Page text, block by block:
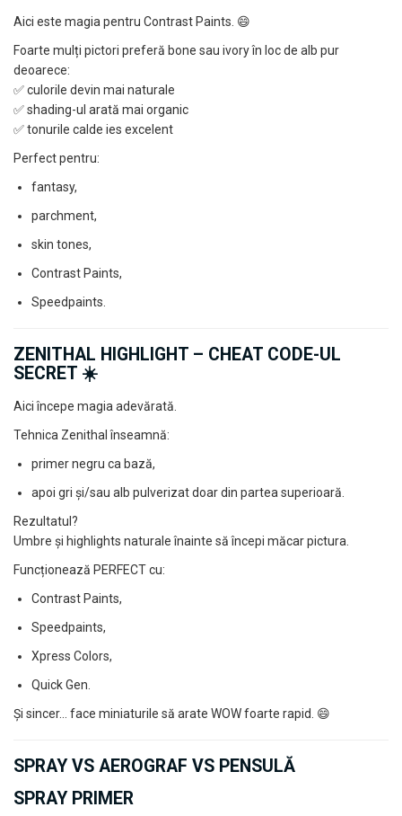
Aici este magia pentru Contrast Paints. 😄
Foarte mulți pictori preferă bone sau ivory în loc de alb pur
deoarece:
✅ culorile devin mai naturale
✅ shading-ul arată mai organic
✅ tonurile calde ies excelent
Perfect pentru:
fantasy,
parchment,
skin tones,
Contrast Paints,
Speedpaints.
ZENITHAL HIGHLIGHT – CHEAT CODE-UL
SECRET ☀️
Aici începe magia adevărată.
Tehnica Zenithal înseamnă:
primer negru ca bază,
apoi gri și/sau alb pulverizat doar din partea superioară.
Rezultatul?
Umbre și highlights naturale înainte să începi măcar pictura.
Funcționează PERFECT cu:
Contrast Paints,
Speedpaints,
Xpress Colors,
Quick Gen.
Și sincer… face miniaturile să arate WOW foarte rapid. 😄
SPRAY VS AEROGRAF VS PENSULĂ
SPRAY PRIMER